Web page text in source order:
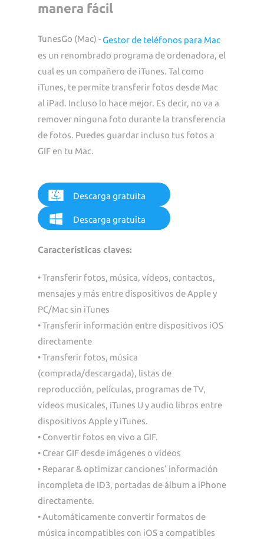
manera fácil
TunesGo (Mac) - Gestor de teléfonos para Mac
es un renombrado programa de ordenadora, el
cual es un compañero de iTunes. Tal como
iTunes, te permite transferir fotos desde Mac
al iPad. Incluso lo hace mejor. Es decir, no va a
remover ninguna foto durante la transferencia
de fotos. Puedes guardar incluso tus fotos a
GIF en tu Mac.
Descarga gratuita
Descarga gratuita
Características claves:
• Transferir fotos, música, vídeos, contactos,
mensajes y más entre dispositivos de Apple y
PC/Mac sin iTunes
• Transferir información entre dispositivos iOS
directamente
• Transferir fotos, música
(comprada/descargada), listas de
reproducción, películas, programas de TV,
vídeos musicales, iTunes U y audio libros entre
dispositivos Apple y iTunes.
• Convertir fotos en vivo a GIF.
• Crear GIF desde imágenes o vídeos
• Reparar & optimizar canciones’ información
incompleta de ID3, portadas de álbum a iPhone
directamente.
• Automáticamente convertir formatos de
música incompatibles con iOS a compatibles